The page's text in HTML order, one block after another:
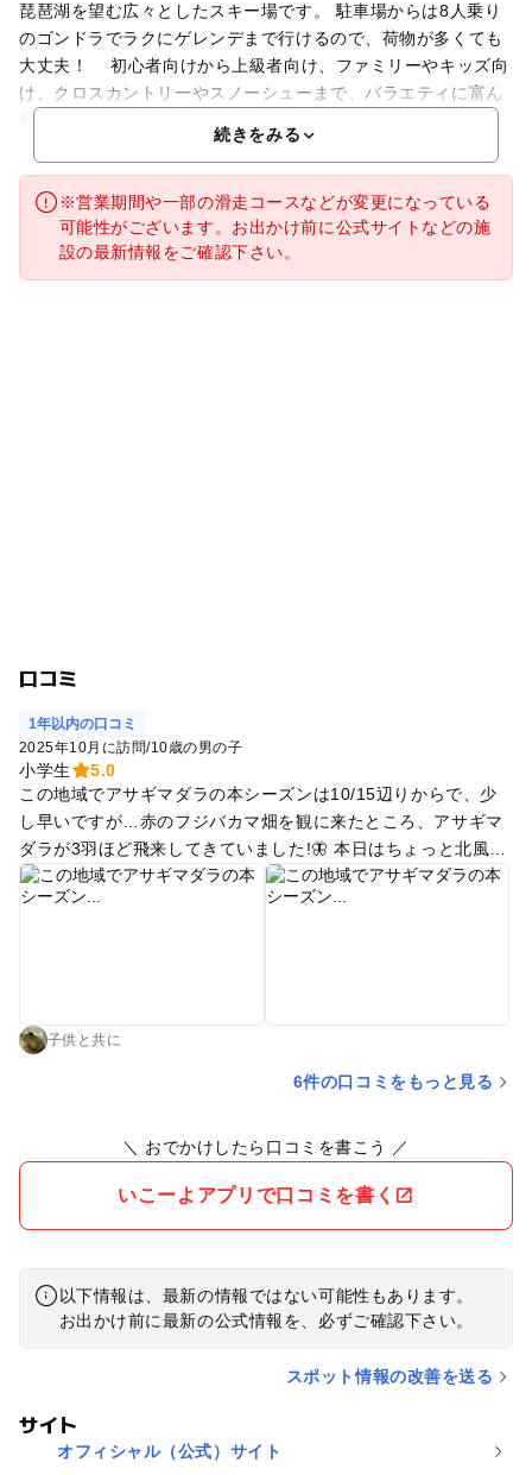
琵琶湖を望む広々としたスキー場です。 駐車場からは8人乗り
のゴンドラでラクにゲレンデまで行けるので、荷物が多くても
大丈夫！ 初心者向けから上級者向け、ファミリーやキッズ向
け、クロスカントリーやスノーシューまで、バラエティに富ん
続きをみる
※営業期間や一部の滑走コースなどが変更になっている
可能性がございます。お出かけ前に公式サイトなどの施
設の最新情報をご確認下さい。
口コミ
1年以内の口コミ
2025年10月に訪問/10歳の男の子
小学生
5.0
この地域でアサギマダラの本シーズンは10/15辺りからで、少
し早いですが…赤のフジバカマ畑を観に来たところ、アサギマ
ダラが3羽ほど飛来してきていました!🦋 本日はちょっと北風が
強かったのも飛来数を下げたかも知れません。 小さな丘に植え
てあるコキアも綺麗に紅葉🍁していました♪ ヤッホーゲレンデ
ナスベルトのような赤い帯と共に見えて綺麗でした😍 満月より
ね! 帰り際に、パフェ専門店Lampにて、抹茶パフェ、チョコバ
子供と共に
6件の口コミをもっと見る
＼ おでかけしたら口コミを書こう ／
いこーよアプリで口コミを書く
以下情報は、最新の情報ではない可能性もあります。
お出かけ前に最新の公式情報を、必ずご確認下さい。
スポット情報の改善を送る
サイト
オフィシャル（公式）サイト